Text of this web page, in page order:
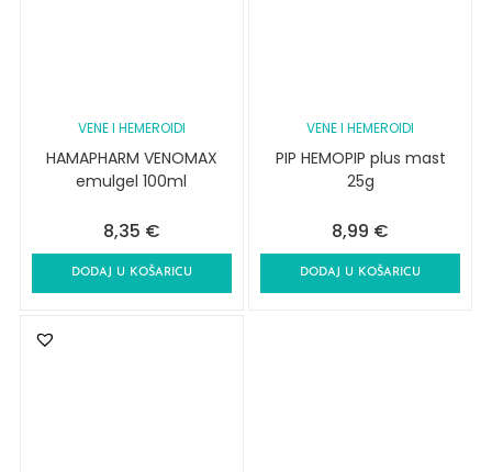
VENE I HEMEROIDI
HAMAPHARM VENOMAX
emulgel 100ml
8,35 €
DODAJ U KOŠARICU
VENE I HEMEROIDI
PIP HEMOPIP plus mast
25g
8,99 €
DODAJ U KOŠARICU